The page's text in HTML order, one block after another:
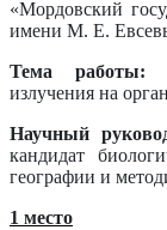
«Мордовский
имени М. Е.
Тема работы:
излучения на
Научный
кандидат
географии и
1 место